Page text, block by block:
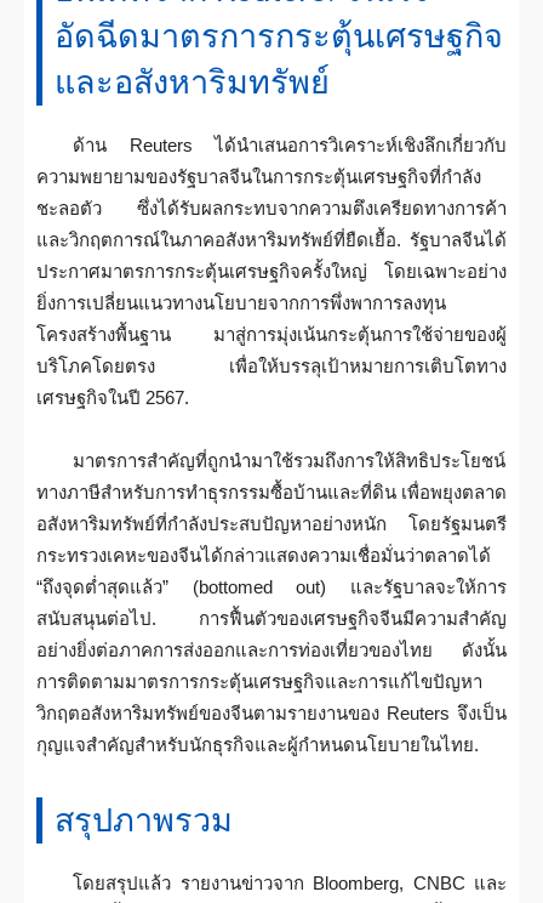
อัดฉีดมาตรการกระตุ้นเศรษฐกิจ
และอสังหาริมทรัพย์
ด้าน Reuters ได้นำเสนอการวิเคราะห์เชิงลึกเกี่ยวกับ
ความพยายามของรัฐบาลจีนในการกระตุ้นเศรษฐกิจที่กำลัง
ชะลอตัว ซึ่งได้รับผลกระทบจากความตึงเครียดทางการค้า
และวิกฤตการณ์ในภาคอสังหาริมทรัพย์ที่ยืดเยื้อ. รัฐบาลจีนได้
ประกาศมาตรการกระตุ้นเศรษฐกิจครั้งใหญ่ โดยเฉพาะอย่าง
ยิ่งการเปลี่ยนแนวทางนโยบายจากการพึ่งพาการลงทุน
โครงสร้างพื้นฐาน มาสู่การมุ่งเน้นกระตุ้นการใช้จ่ายของผู้
บริโภคโดยตรง เพื่อให้บรรลุเป้าหมายการเติบโตทาง
เศรษฐกิจในปี 2567.
มาตรการสำคัญที่ถูกนำมาใช้รวมถึงการให้สิทธิประโยชน์
ทางภาษีสำหรับการทำธุรกรรมซื้อบ้านและที่ดิน เพื่อพยุงตลาด
อสังหาริมทรัพย์ที่กำลังประสบปัญหาอย่างหนัก โดยรัฐมนตรี
กระทรวงเคหะของจีนได้กล่าวแสดงความเชื่อมั่นว่าตลาดได้
“ถึงจุดต่ำสุดแล้ว” (bottomed out) และรัฐบาลจะให้การ
สนับสนุนต่อไป. การฟื้นตัวของเศรษฐกิจจีนมีความสำคัญ
อย่างยิ่งต่อภาคการส่งออกและการท่องเที่ยวของไทย ดังนั้น
การติดตามมาตรการกระตุ้นเศรษฐกิจและการแก้ไขปัญหา
วิกฤตอสังหาริมทรัพย์ของจีนตามรายงานของ Reuters จึงเป็น
กุญแจสำคัญสำหรับนักธุรกิจและผู้กำหนดนโยบายในไทย.
สรุปภาพรวม
โดยสรุปแล้ว รายงานข่าวจาก Bloomberg, CNBC และ